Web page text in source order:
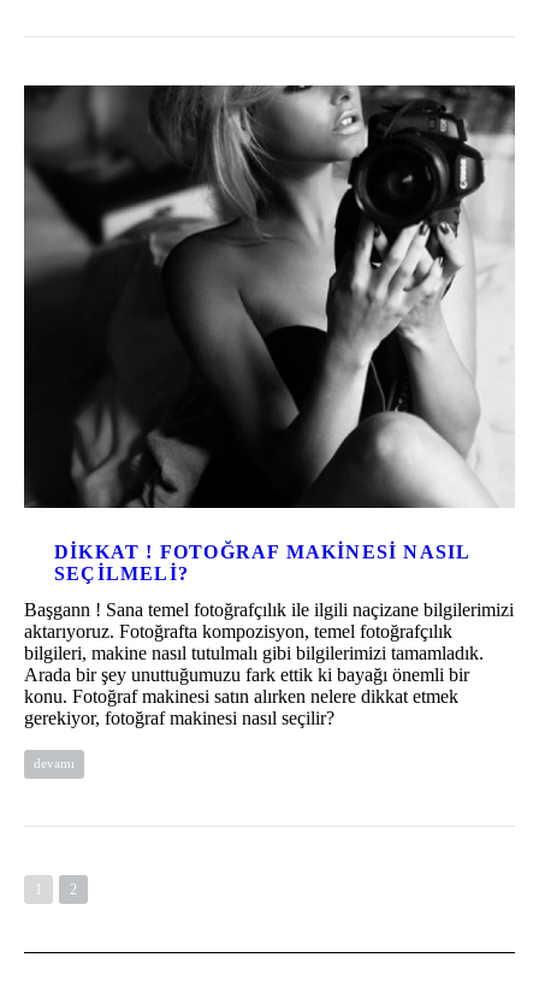
DIKKAT ! FOTOĞRAF MAKINESI NASIL
SEÇILMELI?
Başgann ! Sana temel fotoğrafçılık ile ilgili naçizane bilgilerimizi
aktarıyoruz. Fotoğrafta kompozisyon, temel fotoğrafçılık
bilgileri, makine nasıl tutulmalı gibi bilgilerimizi tamamladık.
Arada bir şey unuttuğumuzu fark ettik ki bayağı önemli bir
konu. Fotoğraf makinesi satın alırken nelere dikkat etmek
gerekiyor, fotoğraf makinesi nasıl seçilir?
devamı
1 2